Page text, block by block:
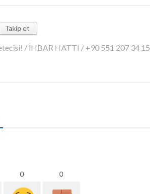
Takip et
/ İHBAR HATTI / +90 551 207 34 15
0 0